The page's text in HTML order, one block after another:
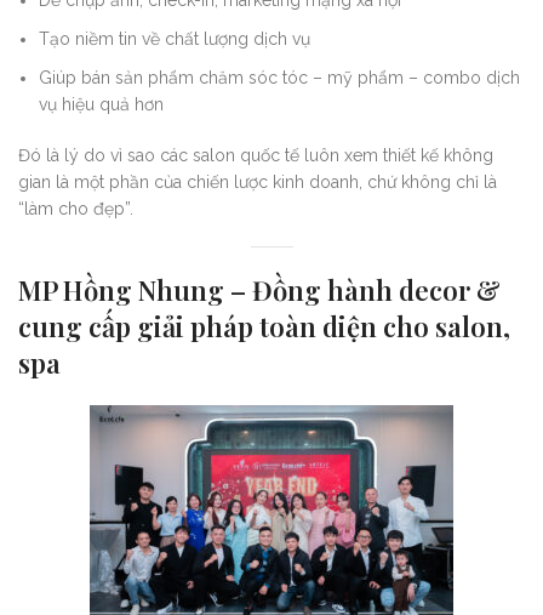
Tạo niềm tin về chất lượng dịch vụ
Giúp bán sản phẩm chăm sóc tóc – mỹ phẩm – combo dịch
vụ hiệu quả hơn
Đó là lý do vì sao các salon quốc tế luôn xem thiết kế không
gian là một phần của chiến lược kinh doanh, chứ không chỉ là
“làm cho đẹp”.
MP Hồng Nhung – Đồng hành decor &
cung cấp giải pháp toàn diện cho salon,
spa